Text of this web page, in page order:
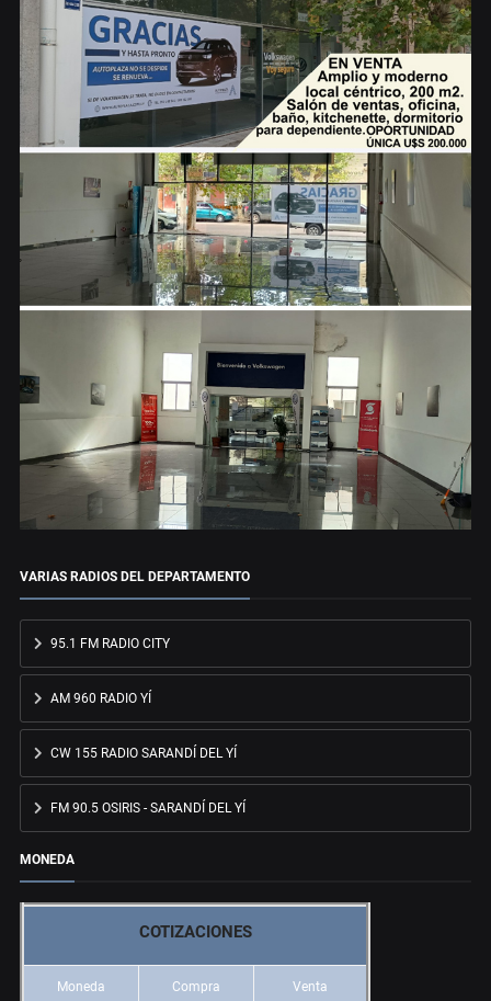
VARIAS RADIOS DEL DEPARTAMENTO
95.1 FM RADIO CITY
AM 960 RADIO YÍ
CW 155 RADIO SARANDÍ DEL YÍ
FM 90.5 OSIRIS - SARANDÍ DEL YÍ
MONEDA
COTIZACIONES
Moneda Compra Venta